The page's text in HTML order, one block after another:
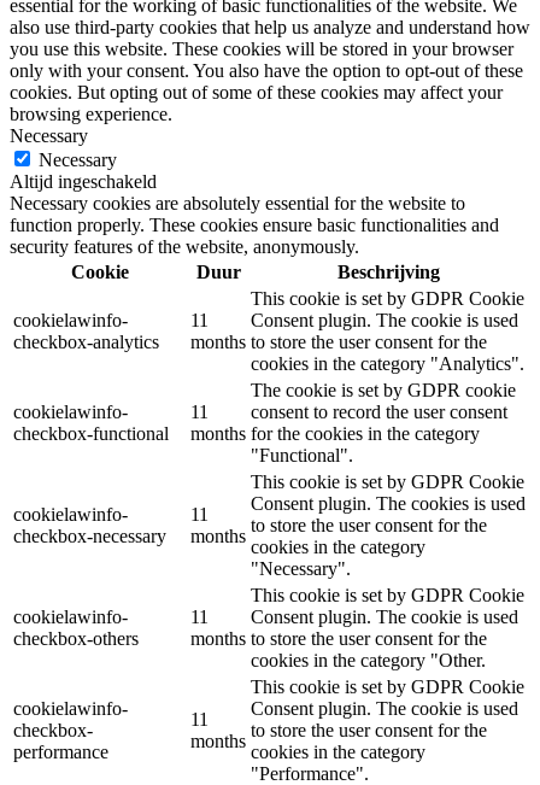
essential for the working of basic functionalities of the website. We
also use third-party cookies that help us analyze and understand how
you use this website. These cookies will be stored in your browser
only with your consent. You also have the option to opt-out of these
cookies. But opting out of some of these cookies may affect your
browsing experience.
Necessary
Necessary
Altijd ingeschakeld
Necessary cookies are absolutely essential for the website to
function properly. These cookies ensure basic functionalities and
security features of the website, anonymously.
Cookie
Duur Beschrijving
cookielawinfo-
checkbox-analytics
11
months
This cookie is set by GDPR Cookie
Consent plugin. The cookie is used
to store the user consent for the
cookies in the category "Analytics".
cookielawinfo-
checkbox-functional
11
months
The cookie is set by GDPR cookie
consent to record the user consent
for the cookies in the category
"Functional".
cookielawinfo-
checkbox-necessary
11
months
This cookie is set by GDPR Cookie
Consent plugin. The cookies is used
to store the user consent for the
cookies in the category
"Necessary".
cookielawinfo-
checkbox-others
11
months
This cookie is set by GDPR Cookie
Consent plugin. The cookie is used
to store the user consent for the
cookies in the category "Other.
cookielawinfo-
checkbox-
performance
11
months
This cookie is set by GDPR Cookie
Consent plugin. The cookie is used
to store the user consent for the
cookies in the category
"Performance".